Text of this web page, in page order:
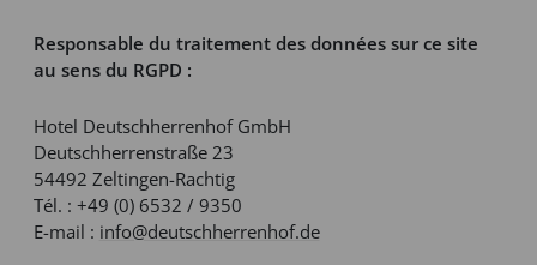
Responsable du traitement des données sur ce site
au sens du RGPD :
Hotel Deutschherrenhof GmbH
Deutschherrenstraße 23
54492 Zeltingen-Rachtig
Tél. : +49 (0) 6532 / 9350
E-mail : info@deutschherrenhof.de